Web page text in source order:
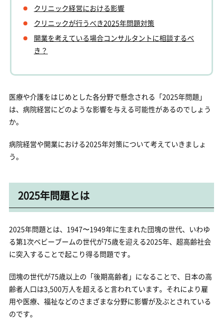
クリニック経営における影響
クリニックが行うべき2025年問題対策
開業を考えている場合コンサルタントに相談するべ
き？
医療や介護をはじめとした各分野で懸念される「2025年問題」
は、病院経営にどのような影響を与える可能性があるのでしょう
か。
病院経営や開業における2025年対策について考えていきましょ
う。
2025年問題とは
2025年問題とは、1947〜1949年に生まれた団塊の世代、いわゆ
る第1次ベビーブームの世代が75歳を迎える2025年、超高齢社会
に突入することで起こり得る問題です。
団塊の世代が75歳以上の「後期高齢者」になることで、日本の高
齢者人口は3,500万人を超えると言われています。それにより雇
用や医療、福祉などのさまざまな分野に影響が及ぶとされている
のです。